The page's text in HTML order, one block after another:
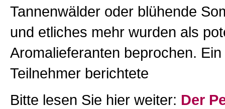
Tannenwälder oder blühende
und etliches mehr wurden als
Aromalieferanten beprochen.
Teilnehmer berichtete
Bitte lesen Sie hier weiter: Der